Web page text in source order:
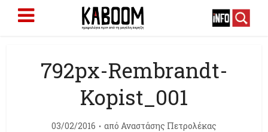
792px-Rembrandt-
Kopist_001
03/02/2016 από Αναστάσης Πετρολέκας